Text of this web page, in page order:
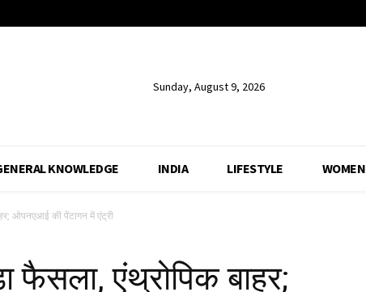
Sunday, August 9, 2026
KNOWLEDGE INDIA LIFESTYLE WOMEN
ओपनएआई की पेंटागन में एंट्री
फैसला, एंथ्रोपिक बाहर;